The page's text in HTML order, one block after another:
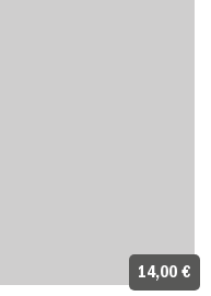
14,00 €